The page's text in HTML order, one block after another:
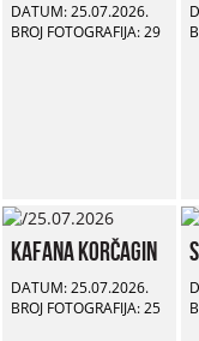
DATUM: 25.07.2026.
BROJ FOTOGRAFIJA: 29
Kafana Korčagin
DATUM: 25.07.2026.
BROJ FOTOGRAFIJA: 25